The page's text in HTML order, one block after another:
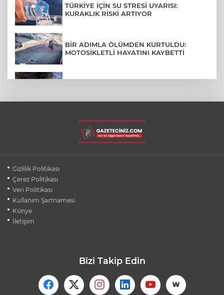
TÜRKİYE İÇİN SU STRESİ UYARISI:
KURAKLIK RİSKİ ARTIYOR
BİR ADIMLA ÖLÜMDEN KURTULDU:
MOTOSİKLETLİ HAYATINI KAYBETTİ
BURSA ŞEHİR HASTANESİ OTOPARKI
AĞUSTOS AYINDA HİZMETE AÇILIYOR
KÜBRA DENİZCİ KESKİN KUPASINI
Gizlilik Politikası
Çerez Politikası
Veri Politikası
Kullanım Şartnamesi
Künye
İletişim
Bizi Takip Edin